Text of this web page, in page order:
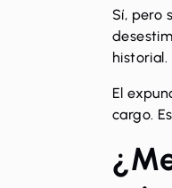
Sí, pero
historial.
El
cargo.